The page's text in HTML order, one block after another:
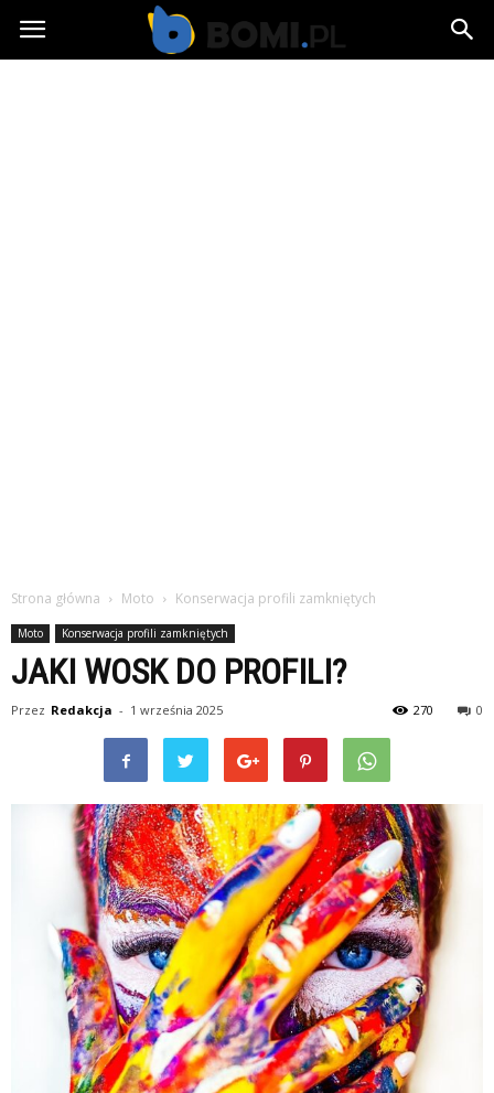
Bomi.pl
Strona główna Moto Konserwacja profili zamkniętych
Moto Konserwacja profili zamkniętych
JAKI WOSK DO PROFILI?
Przez Redakcja - 1 września 2025 0
270